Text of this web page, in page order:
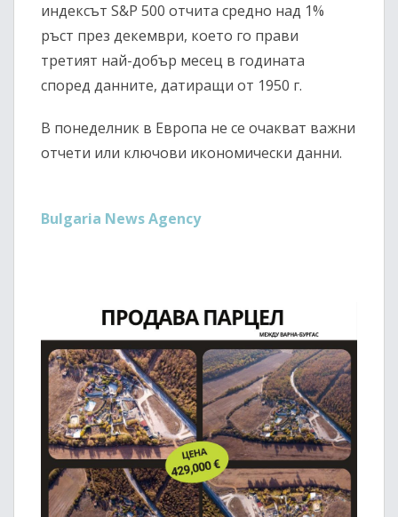
индексът S&P 500 отчита средно над 1%
ръст през декември, което го прави
третият най-добър месец в годината
според данните, датиращи от 1950 г.
В понеделник в Европа не се очакват важни
отчети или ключови икономически данни.
Bulgaria News Agency